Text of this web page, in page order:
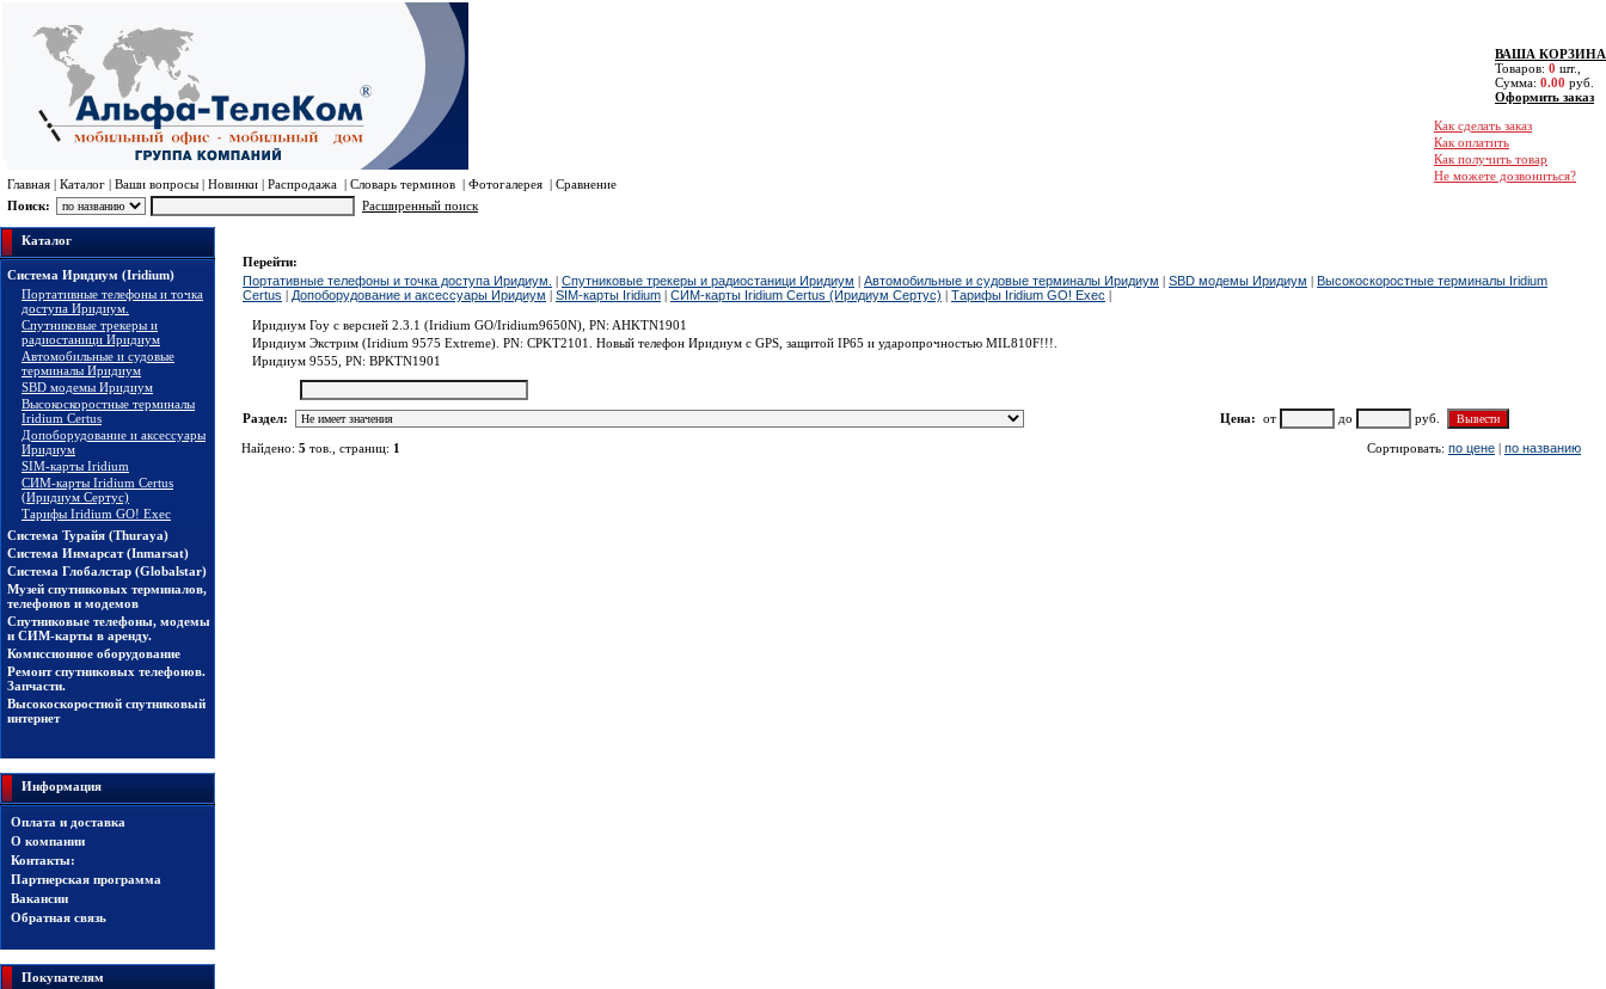
Главная | Каталог | Ваши вопросы | Новинки | Распродажа | Словарь терминов | Фотогалерея | Сравнение
Поиск:
Расширенный поиск
ВАША КОРЗИНА
Товаров: 0 шт.,
Сумма: 0.00 руб.
Оформить заказ
Как сделать заказ
Как оплатить
Как получить товар
Не можете дозвониться?
Каталог
Система Иридиум (Iridium)
Портативные телефоны и точка
доступа Иридиум.
Спутниковые трекеры и
радиостаници Иридиум
Автомобильные и судовые
терминалы Иридиум
SBD модемы Иридиум
Высокоскоростные терминалы
Iridium Certus
Допоборудование и аксессуары
Иридиум
SIM-карты Iridium
СИМ-карты Iridium Certus
(Иридиум Сертус)
Тарифы Iridium GO! Exec
Система Турайя (Thuraya)
Система Инмарсат (Inmarsat)
Система Глобалстар (Globalstar)
Музей спутниковых терминалов,
телефонов и модемов
Спутниковые телефоны, модемы
и СИМ-карты в аренду.
Комиссионное оборудование
Ремонт спутниковых телефонов.
Запчасти.
Высокоскоростной спутниковый
интернет
Информация
Оплата и доставка
О компании
Контакты:
Партнерская программа
Вакансии
Обратная связь
Покупателям
Перейти:
Портативные телефоны и точка доступа Иридиум. | Спутниковые трекеры и радиостаници Иридиум | Автомобильные и судовые терминалы Иридиум | SBD модемы Иридиум | Высокоскоростные терминалы Iridium
Certus | Допоборудование и аксессуары Иридиум | SIM-карты Iridium | СИМ-карты Iridium Certus (Иридиум Сертус) | Тарифы Iridium GO! Exec |
Иридиум Гоу с версией 2.3.1 (Iridium GO/Iridium9650N), PN: AHKTN1901
Иридиум Экстрим (Iridium 9575 Extreme). PN: CPKT2101. Новый телефон Иридиум с GPS, защитой IP65 и ударопрочностью MIL810F!!!.
Иридиум 9555, PN: BPKTN1901
Раздел:
Цена: от до руб.
Найдено: 5 тов., страниц: 1 Сортировать: по цене | по названию